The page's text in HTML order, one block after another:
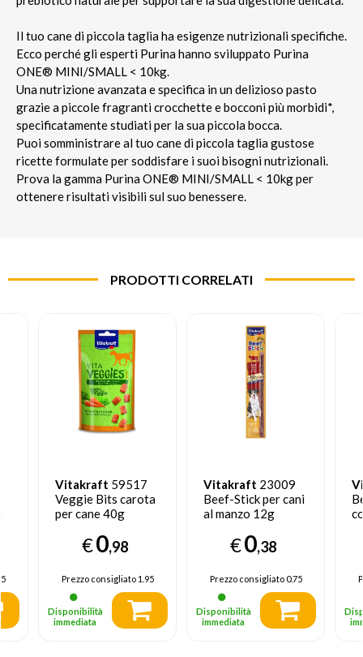
Il tuo cane di piccola taglia ha esigenze nutrizionali specifiche.
Ecco perché gli esperti Purina hanno sviluppato Purina
ONE® MINI/SMALL < 10kg.
Una nutrizione avanzata e specifica in un delizioso pasto
grazie a piccole fragranti crocchette e bocconi più morbidi*,
specificatamente studiati per la sua piccola bocca.
Puoi somministrare al tuo cane di piccola taglia gustose
ricette formulate per soddisfare i suoi bisogni nutrizionali.
Prova la gamma Purina ONE® MINI/SMALL < 10kg per
ottenere risultati visibili sul suo benessere.
PRODOTTI CORRELATI
Vitakraft 59517
Veggie Bits carota
per cane 40g
€0,98
Prezzo consigliato1.95
Disponibilità
immediata
Vitakraft 23009
Beef-Stick per cani
al manzo 12g
€0,38
Prezzo consigliato0.75
Disponibilità
immediata